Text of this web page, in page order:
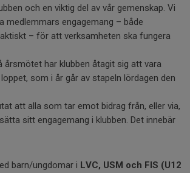
och en viktig del av vår gemenskap. Vi
medlemmars engagemang – både
– för att verksamheten ska fungera
årsmötet har klubben åtagit sig att vara
som i år går av stapeln lördagen den
att alla som tar emot bidrag från, eller via,
sitt engagemang i klubben. Det innebär
barn/ungdomar i LVC, USM och FIS (U12